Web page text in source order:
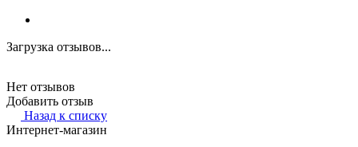
Загрузка отзывов...
Нет отзывов
Добавить отзыв
Назад к списку
Интернет-магазин